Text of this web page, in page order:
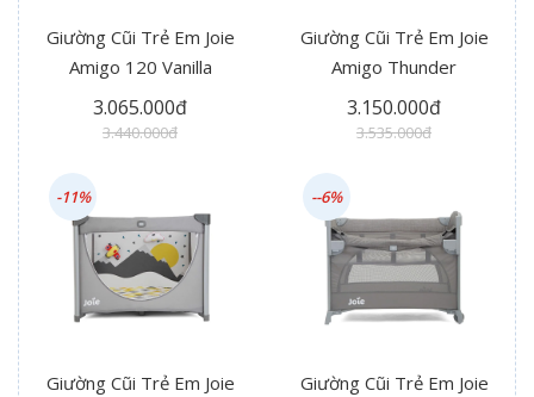
Giường Cũi Trẻ Em Joie
Amigo 120 Vanilla
3.065.000đ
3.440.000đ
Giường Cũi Trẻ Em Joie
Amigo Thunder
3.150.000đ
3.535.000đ
Giường Cũi Trẻ Em Joie
-11%
Giường Cũi Trẻ Em Joie
--6%